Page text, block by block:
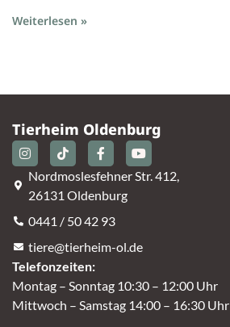
Weiterlesen »
Tierheim Oldenburg
Nordmoslesfehner Str. 412,
26131 Oldenburg
0441 / 50 42 93
tiere@tierheim-ol.de
Telefonzeiten:
Montag – Sonntag 10:30 – 12:00 Uhr
Mittwoch – Samstag 14:00 – 16:30 Uhr